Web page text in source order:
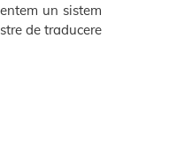
un sistem
de traducere